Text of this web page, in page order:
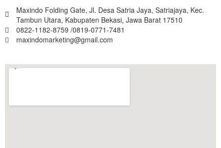
Maxindo Folding Gate, Jl. Desa Satria Jaya, Satriajaya, Kec.
Tambun Utara, Kabupaten Bekasi, Jawa Barat 17510
0822-1182-8759 /0819-0771-7481
maxindomarketing@gmail.com